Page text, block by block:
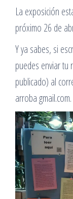
La exposición
próximo 26 de
Y ya sabes, si
puedes enviar tu
publicado) al
arroba gmail.com.